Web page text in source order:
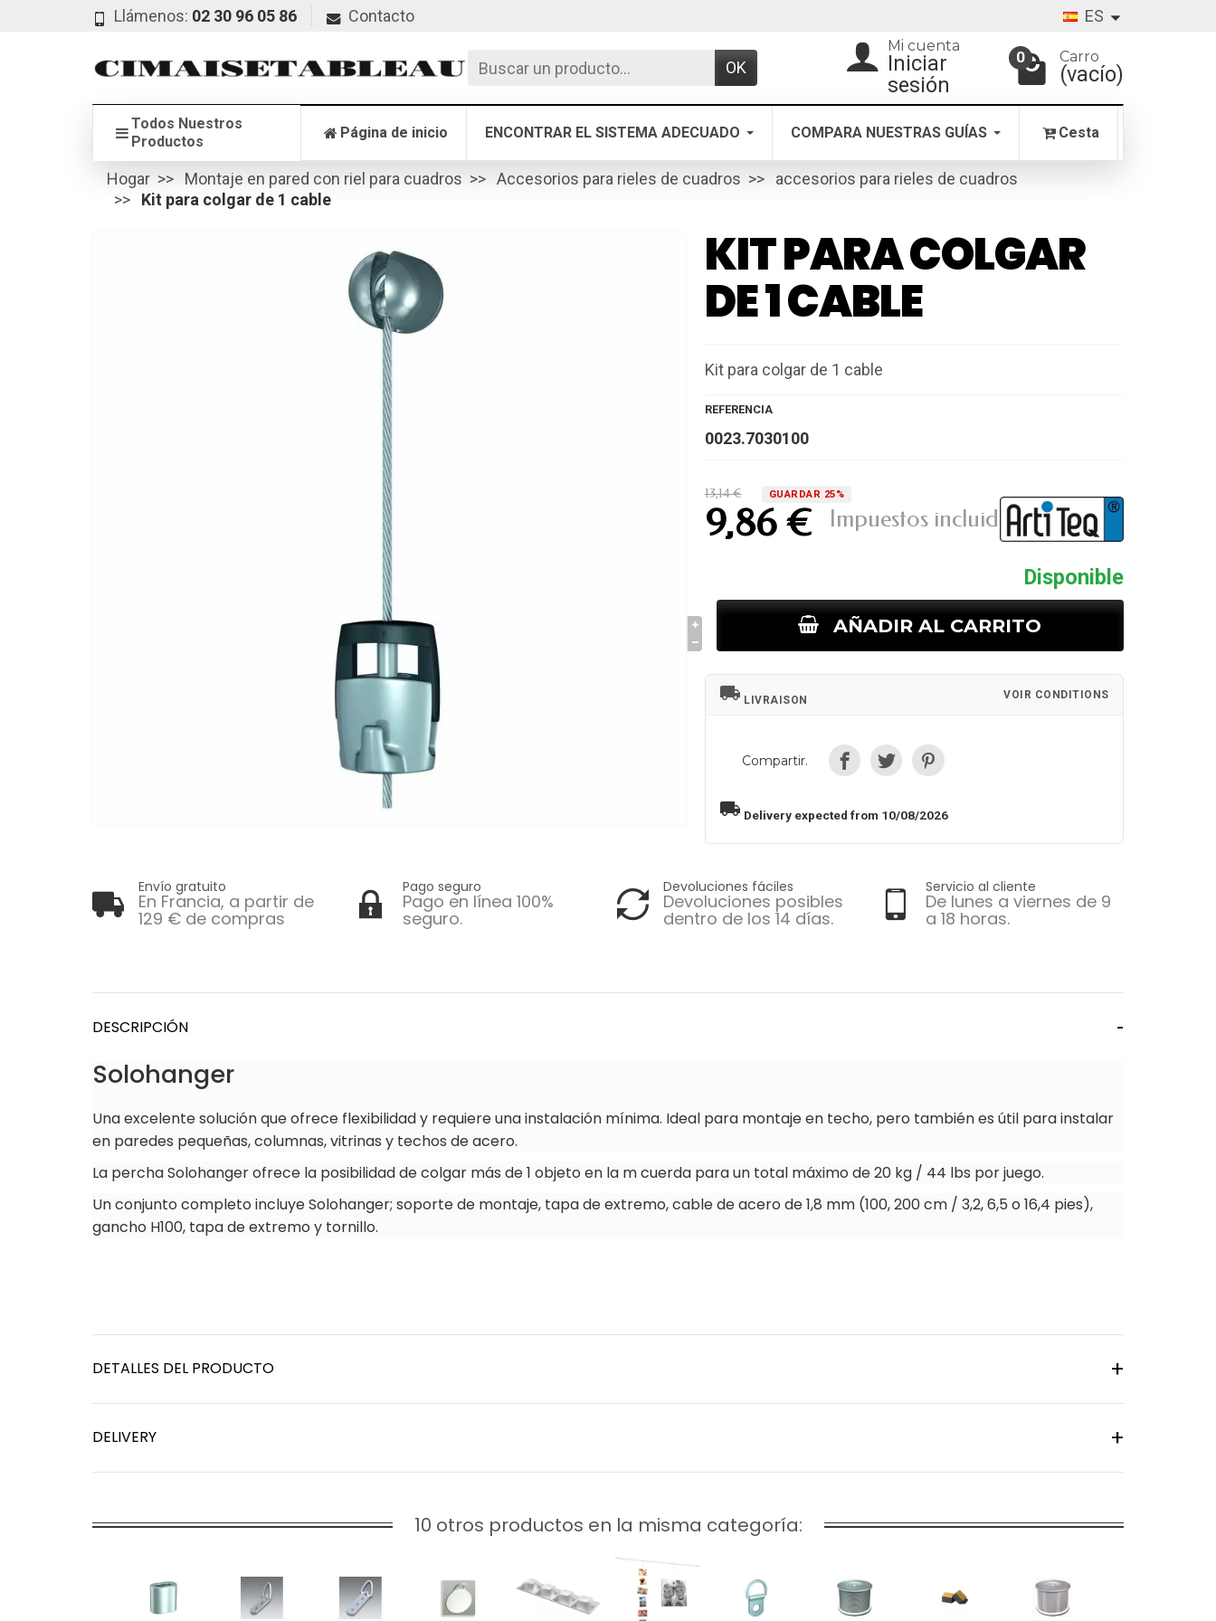
Llámenos: 02 30 96 05 86 Contacto ES
OK
Mi cuenta
Iniciar
sesión
0 Carro
(vacío)
Todos Nuestros
Productos
Página de inicio ENCONTRAR EL SISTEMA ADECUADO COMPARA NUESTRAS GUÍAS Cesta
Hogar Montaje en pared con riel para cuadros Accesorios para rieles de cuadros
accesorios para rieles de cuadros
Kit para colgar de 1 cable
KIT PARA COLGAR
DE 1 CABLE
Kit para colgar de 1 cable
REFERENCIA
0023.7030100
13,14 € GUARDAR 25%
9,86 € Impuestos incluidos
Disponible
AÑADIR AL CARRITO
local_shipping LIVRAISON VOIR CONDITIONS
Compartir.
local_shipping Delivery expected from 10/08/2026
Envío gratuito
En Francia, a partir de
129 € de compras
Pago seguro
Pago en línea 100%
seguro.
Devoluciones fáciles
Devoluciones posibles
dentro de los 14 días.
Servicio al cliente
De lunes a viernes de 9
a 18 horas.
DESCRIPCIÓN
Solohanger
Una excelente solución que ofrece flexibilidad y requiere una instalación mínima. Ideal para montaje en techo, pero también es útil para instalar
en paredes pequeñas, columnas, vitrinas y techos de acero.
La percha Solohanger ofrece la posibilidad de colgar más de 1 objeto en la m cuerda para un total máximo de 20 kg / 44 lbs por juego.
Un conjunto completo incluye Solohanger; soporte de montaje, tapa de extremo, cable de acero de 1,8 mm (100, 200 cm / 3,2, 6,5 o 16,4 pies),
gancho H100, tapa de extremo y tornillo.
DETALLES DEL PRODUCTO
DELIVERY
10 otros productos en la misma categoría: